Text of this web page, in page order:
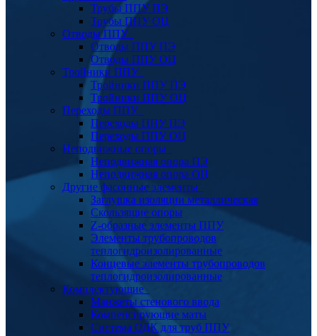
Трубы ППУ ПЭ
Трубы ППУ ОЦ
Отводы ППУ
Отводы ППУ ПЭ
Отводы ППУ ОЦ
Тройники ППУ
Тройники ППУ ПЭ
Тройники ППУ ОЦ
Переходы ППУ
Переходы ППУ ПЭ
Переходы ППУ ОЦ
Неподвижные опоры
Неподвижная опора ПЭ
Неподвижная опора ОЦ
Другие фасонные элементы
Заглушка изоляции металлическая
Скользящие опоры
Z-образные элементы ППУ
Элементы трубопроводов
теплогидроизолированные
Концевые элементы трубопроводов
теплогидроизолированные
Комплектующие
Манжеты стенового ввода
Компенсирующие маты
Система ОДК для труб ППУ